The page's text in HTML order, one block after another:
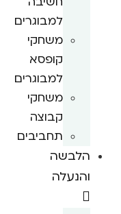
למבוגרים
משחקי
קופסא
למבוגרים
משחקי
קבוצה
תחביבים
הלבשה
והנעלה